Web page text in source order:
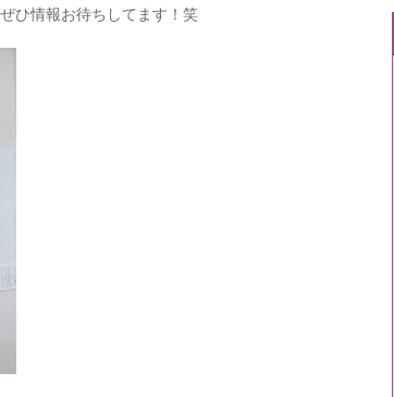
ひ情報お待ちしてます！笑